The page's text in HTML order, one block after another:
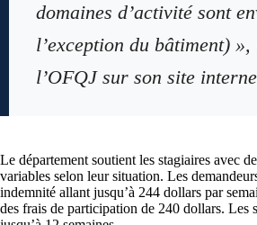
domaines d’activité sont
l’exception du bâtiment)
l’OFQJ sur son site
Le département soutient les stagiaires avec
variables selon leur situation. Les
indemnité allant jusqu’à 244 dollars par
des frais de participation de 240 dollars. Les